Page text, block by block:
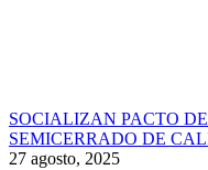
SOCIALIZAN PACTO
SEMICERRADO DE
27 agosto, 2025